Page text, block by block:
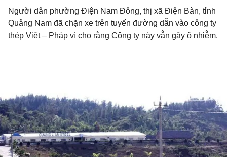
Người dân phường Điện Nam Đông, thị xã Điện Bàn, tỉnh
Quảng Nam đã chặn xe trên tuyến đường dẫn vào công ty
thép Việt – Pháp vì cho rằng Công ty này vẫn gây ô nhiễm.